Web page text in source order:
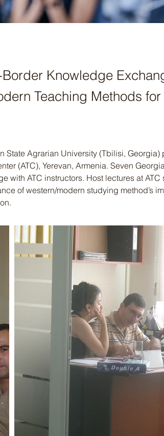
Knowledge
Teaching Methods
State Agrarian University (Tbilisi, Georgia)
(ATC), Yerevan, Armenia. Seven
with ATC instructors. Host lectures at
of western/modern studying method’s